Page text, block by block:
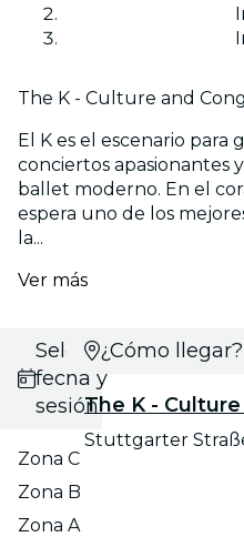
The K - Culture and
El K es el escenario para
conciertos apasionantes
ballet moderno. En el
espera uno de los
la...
Ver más
Selecciona
fecha y
sesión
Zona C
Zona B
Zona A
¿Cómo llegar?
The K -
Stuttgarter